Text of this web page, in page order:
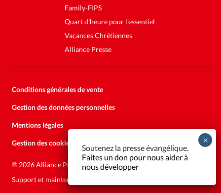
Family-FIPS
Quart d'heure pour l'essentiel
Vacances Chrétiennes
Alliance Presse
Conditions générales de vente
Gestion des données personnelles
Mentions légales
Gestion des cookies
® 2026 Alliance Presse
Support et maintenance:
Soutenez la presse évangélique.
Faites un don pour nous aider à
nous développer